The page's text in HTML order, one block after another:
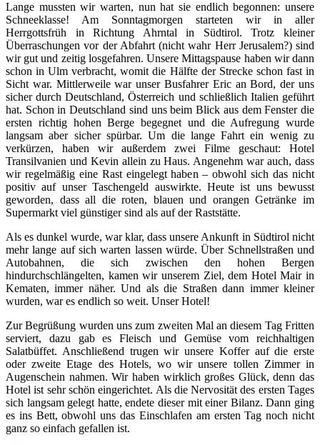
Lange mussten wir warten, nun hat sie endlich begonnen: unsere
Schneeklasse! Am Sonntagmorgen starteten wir in aller
Herrgottsfrüh in Richtung Ahrntal in Südtirol. Trotz kleiner
Überraschungen vor der Abfahrt (nicht wahr Herr Jerusalem?) sind
wir gut und zeitig losgefahren. Unsere Mittagspause haben wir dann
schon in Ulm verbracht, womit die Hälfte der Strecke schon fast in
Sicht war. Mittlerweile war unser Busfahrer Eric an Bord, der uns
sicher durch Deutschland, Österreich und schließlich Italien geführt
hat. Schon in Deutschland sind uns beim Blick aus dem Fenster die
ersten richtig hohen Berge begegnet und die Aufregung wurde
langsam aber sicher spürbar. Um die lange Fahrt ein wenig zu
verkürzen, haben wir außerdem zwei Filme geschaut: Hotel
Transilvanien und Kevin allein zu Haus. Angenehm war auch, dass
wir regelmäßig eine Rast eingelegt haben – obwohl sich das nicht
positiv auf unser Taschengeld auswirkte. Heute ist uns bewusst
geworden, dass all die roten, blauen und orangen Getränke im
Supermarkt viel günstiger sind als auf der Raststätte.
Als es dunkel wurde, war klar, dass unsere Ankunft in Südtirol nicht
mehr lange auf sich warten lassen würde. Über Schnellstraßen und
Autobahnen, die sich zwischen den hohen Bergen
hindurchschlängelten, kamen wir unserem Ziel, dem Hotel Mair in
Kematen, immer näher. Und als die Straßen dann immer kleiner
wurden, war es endlich so weit. Unser Hotel!
Zur Begrüßung wurden uns zum zweiten Mal an diesem Tag Fritten
serviert, dazu gab es Fleisch und Gemüse vom reichhaltigen
Salatbüffet. Anschließend trugen wir unsere Koffer auf die erste
oder zweite Etage des Hotels, wo wir unsere tollen Zimmer in
Augenschein nahmen. Wir haben wirklich großes Glück, denn das
Hotel ist sehr schön eingerichtet. Als die Nervosität des ersten Tages
sich langsam gelegt hatte, endete dieser mit einer Bilanz. Dann ging
es ins Bett, obwohl uns das Einschlafen am ersten Tag noch nicht
ganz so einfach gefallen ist.